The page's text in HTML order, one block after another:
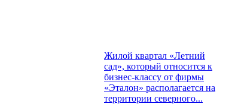
Жилой квартал «Летний
сад», который относится к
бизнес-классу от фирмы
«Эталон» располагается на
территории северного...